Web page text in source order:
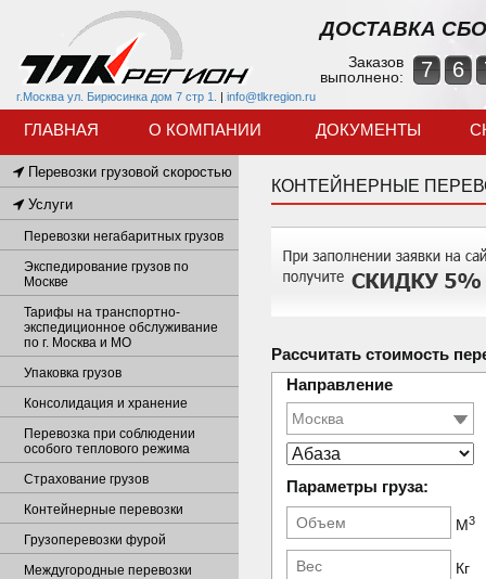
г.Москва ул. Бирюсинка дом 7 стр 1. | info@tlkregion.ru
ДОСТАВКА
Заказов
выполнено:
7 6
ГЛАВНАЯ О КОМПАНИИ ДОКУМЕНТЫ
КОНТЕЙНЕРНЫЕ
Рассчитать стоимость
Направление
Параметры груза:
М3
Кг
Перевозки грузовой скоростью
Услуги
Перевозки негабаритных грузов
Экспедирование грузов по
Москве
Тарифы на транспортно-
экспедиционное обслуживание
по г. Москва и МО
Упаковка грузов
Консолидация и хранение
Перевозка при соблюдении
особого теплового режима
Страхование грузов
Контейнерные перевозки
Грузоперевозки фурой
Междугородные перевозки